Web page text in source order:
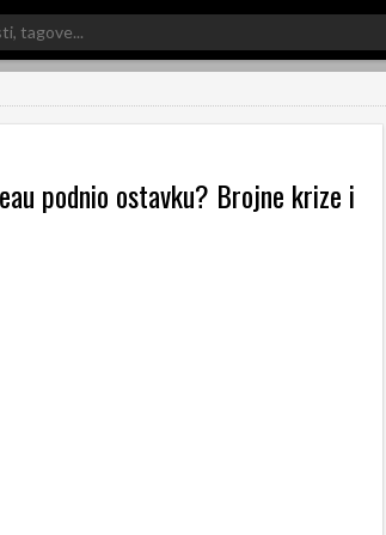
podnio ostavku? Brojne krize i